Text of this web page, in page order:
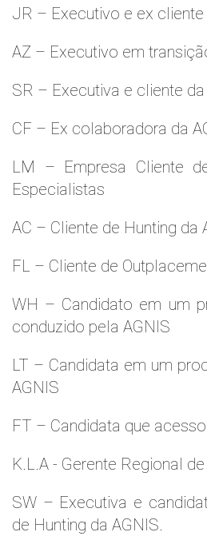
JR – Executivo e ex
AZ – Executivo em
SR – Executiva e cliente da
CF – Ex colaboradora da
LM – Empresa Cliente
Especialistas
AC – Cliente de Hunting da
FL – Cliente de
WH – Candidato em um
conduzido pela AGNIS
LT – Candidata em um
AGNIS
FT – Candidata que
K.L.A - Gerente Regional
SW – Executiva e
de Hunting da AGNIS.